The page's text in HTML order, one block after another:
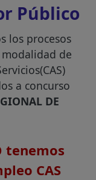
Público
los procesos
de
a concurso
DE
tenemos
CAS